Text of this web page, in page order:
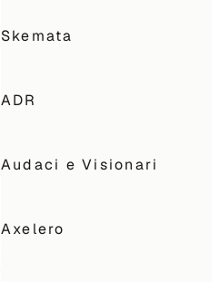
Skemata
ADR
Audaci e Visionari
Axelero